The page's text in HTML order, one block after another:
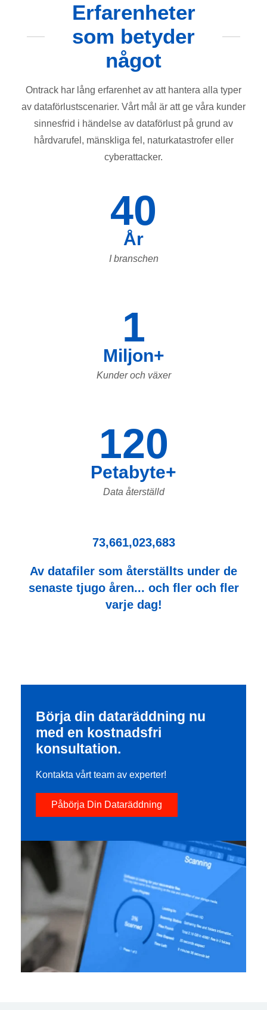
Erfarenheter
som betyder
något
Ontrack har lång erfarenhet av att hantera alla typer
av dataförlustscenarier. Vårt mål är att ge våra kunder
sinnesfrid i händelse av dataförlust på grund av
hårdvarufel, mänskliga fel, naturkatastrofer eller
cyberattacker.
40
År
I branschen
1
Miljon+
Kunder och växer
120
Petabyte+
Data återställd
73,661,023,683
Av datafiler som återställts under de
senaste tjugo åren... och fler och fler
varje dag!
Börja din dataräddning nu
med en kostnadsfri
konsultation.
Kontakta vårt team av experter!
Påbörja Din Dataräddning